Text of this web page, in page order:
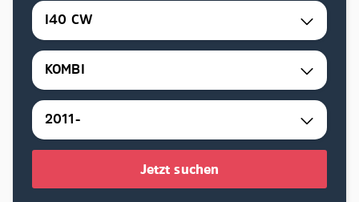
I40 CW
KOMBI
2011-
Jetzt suchen